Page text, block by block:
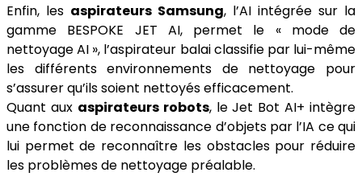
Enfin, les aspirateurs Samsung, l’AI intégrée sur la
gamme BESPOKE JET AI, permet le « mode de
nettoyage AI », l’aspirateur balai classifie par lui-même
les différents environnements de nettoyage pour
s’assurer qu’ils soient nettoyés efficacement.
Quant aux aspirateurs robots, le Jet Bot AI+ intègre
une fonction de reconnaissance d’objets par l’IA ce qui
lui permet de reconnaître les obstacles pour réduire
les problèmes de nettoyage préalable.